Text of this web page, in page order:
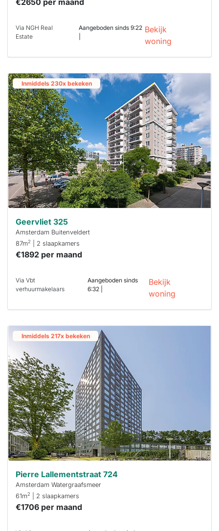
€2650 per maand
Via NGH Real
Estate
Aangeboden sinds 9:22 Bekijk
woning
Inmiddels 230x bekeken
Geervliet 325
Amsterdam Buitenveldert
87m2 | 2 slaapkamers
€1892 per maand
Via Vbt
verhuurmakelaars
Aangeboden sinds
6:32 |
Bekijk
woning
Inmiddels 217x bekeken
Pierre Lallementstraat 724
Amsterdam Watergraafsmeer
61m2 | 2 slaapkamers
€1706 per maand